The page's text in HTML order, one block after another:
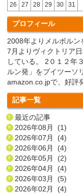
26
27 28 29 30 31
プロフィール
2008年よりメルボル
7月よりヴィクトリア
している。 2０１２
ルン発」をブイツーソ
amazon.co.jpで、好評
記事一覧
最近の記事
2026年08月 (1)
2026年07月 (4)
2026年06月 (4)
2026年05月 (2)
2026年04月 (4)
2026年03月 (5)
2026年02月 (4)